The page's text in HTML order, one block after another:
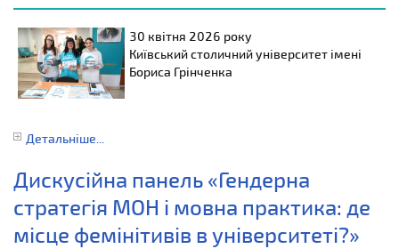
30 квітня 2026 року
Київський столичний університет імені
Бориса Грінченка
Детальніше...
Дискусійна панель «Гендерна
стратегія МОН і мовна практика: де
місце фемінітивів в університеті?»